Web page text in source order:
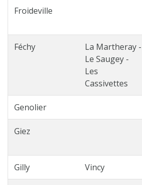
Froideville
Féchy
La Martheray -
Le Saugey -
Les
Cassivettes
Genolier
Giez
Gilly Vincy